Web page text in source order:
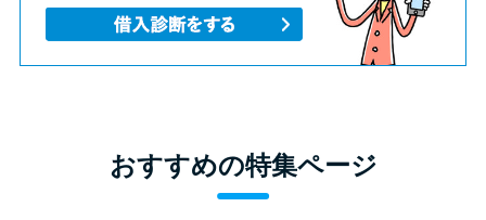
おすすめの特集ページ